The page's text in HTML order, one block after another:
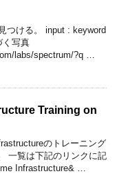
つける。 input : keyword
く写真
labs/spectrum/?q …
Training on
のトレーニング
一覧は下記のリンクに記
Infrastructure& …